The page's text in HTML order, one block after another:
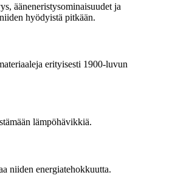
ääneneristysominaisuudet ja
hyödyistä pitkään.
erityisesti 1900-luvun
lämpöhävikkiä.
niiden energiatehokkuutta.